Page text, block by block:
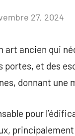
27, 2024
art ancien qui
portes, et des
donnant
pour